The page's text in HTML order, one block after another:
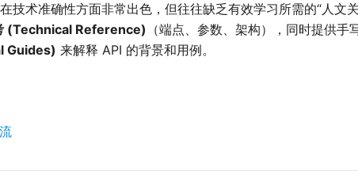
技术准确性方面非常出色，但往往缺乏有效学习所需的“人文
(Technical Reference) （端点、参数、架构），同时提供手
Guides) 来解释 API 的背景和用例。